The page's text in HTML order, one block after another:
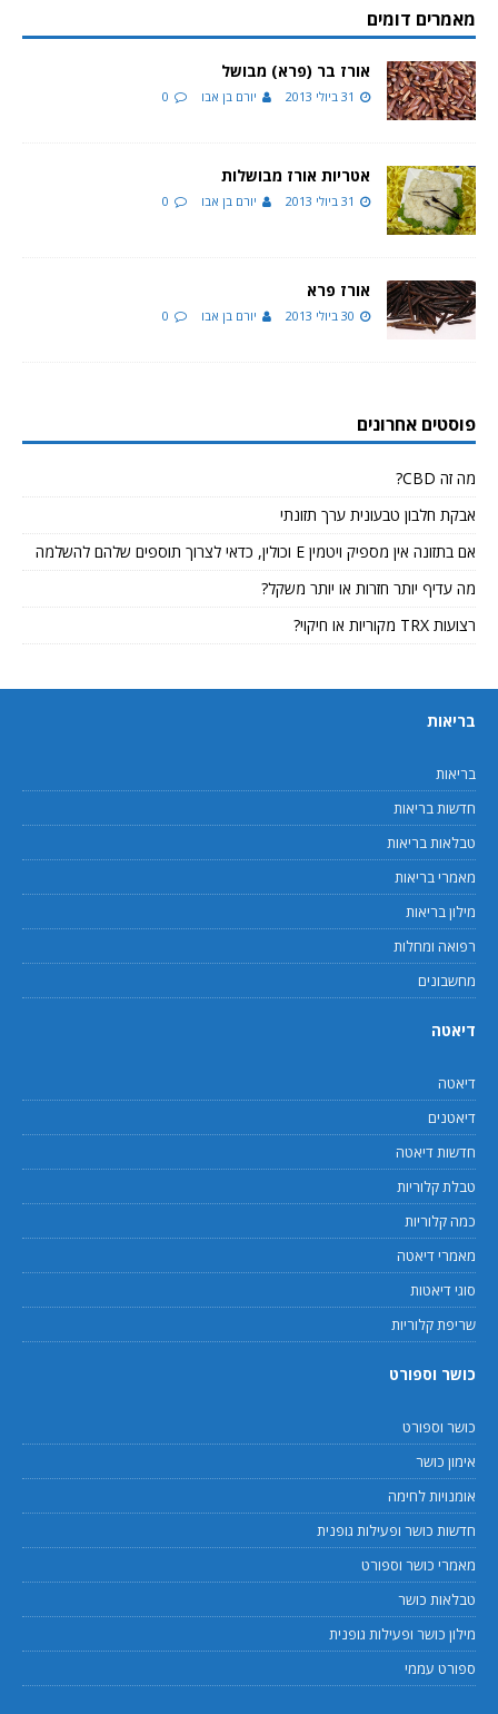
מאמרים דומים
אורז בר (פרא) מבושל
31 ביולי 2013 יורם בן אבו 0
אטריות אורז מבושלות
31 ביולי 2013 יורם בן אבו 0
אורז פרא
30 ביולי 2013 יורם בן אבו 0
פוסטים אחרונים
מה זה CBD?
אבקת חלבון טבעונית ערך תזונתי
אם בתזונה אין מספיק ויטמין E וכולין, כדאי לצרוך תוספים שלהם להשלמה
מה עדיף יותר חזרות או יותר משקל?
רצועות TRX מקוריות או חיקוי?
בריאות
בריאות
חדשות בריאות
טבלאות בריאות
מאמרי בריאות
מילון בריאות
רפואה ומחלות
מחשבונים
דיאטה
דיאטה
דיאטנים
חדשות דיאטה
טבלת קלוריות
כמה קלוריות
מאמרי דיאטה
סוגי דיאטות
שריפת קלוריות
כושר וספורט
כושר וספורט
אימון כושר
אומנויות לחימה
חדשות כושר ופעילות גופנית
מאמרי כושר וספורט
טבלאות כושר
מילון כושר ופעילות גופנית
ספורט עממי